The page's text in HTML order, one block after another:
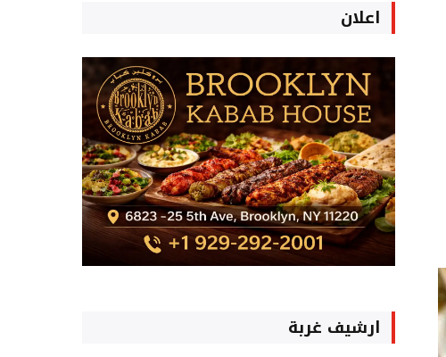
اعلان
ارشيف غربة